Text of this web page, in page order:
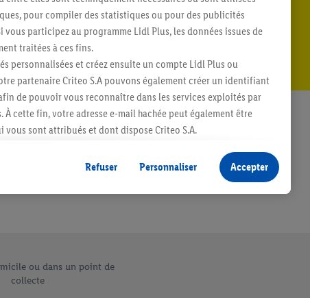
Abonnez-vous à la newsletter
S'abonner
ou dans un point de
collecte
pour compiler des statistiques ou pour des publicités
participez au programme Lidl Plus, les données issues de
traitées à ces fins.
personnalisées et créez ensuite un compte Lidl Plus ou
partenaire Criteo S.A pouvons également créer un identifiant
de pouvoir vous reconnaître dans les services exploités par
cette fin, votre adresse e-mail hachée peut également être
sont attribués et dont dispose Criteo S.A.
produit dans un panier d’un webshop mais sans procéder à
apppareils et plusieurs services de Lidl si plusieurs terminaux ou
votre adresse e-mail hachée et, le cas échéant, d’autres
l’utilisation des technologies nécessaires. En cliquant sur
les finalités susmentionnées. Vous trouverez de plus amples
Refuser Personnaliser Accepter